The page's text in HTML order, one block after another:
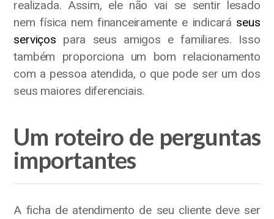
realizada. Assim, ele não vai se sentir lesado
nem física nem financeiramente e indicará seus
serviços para seus amigos e familiares. Isso
também proporciona um bom relacionamento
com a pessoa atendida, o que pode ser um dos
seus maiores diferenciais.
Um roteiro de perguntas
importantes
A ficha de atendimento de seu cliente deve ser